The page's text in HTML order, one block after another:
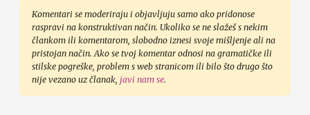
Komentari se moderiraju i objavljuju samo ako pridonose
raspravi na konstruktivan način. Ukoliko se ne slažeš s nekim
člankom ili komentarom, slobodno iznesi svoje mišljenje ali na
pristojan način. Ako se tvoj komentar odnosi na gramatičke ili
stilske pogreške, problem s web stranicom ili bilo što drugo što
nije vezano uz članak, javi nam se.